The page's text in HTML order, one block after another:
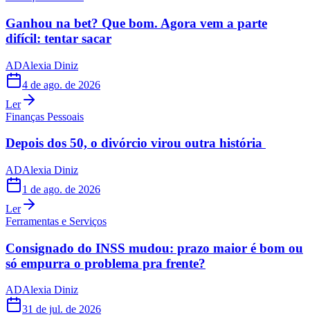
Ganhou na bet? Que bom. Agora vem a parte
difícil: tentar sacar
ADAlexia Diniz
4 de ago. de 2026
Ler
Finanças Pessoais
Depois dos 50, o divórcio virou outra história
ADAlexia Diniz
1 de ago. de 2026
Ler
Ferramentas e Serviços
Consignado do INSS mudou: prazo maior é bom ou
só empurra o problema pra frente?
ADAlexia Diniz
31 de jul. de 2026